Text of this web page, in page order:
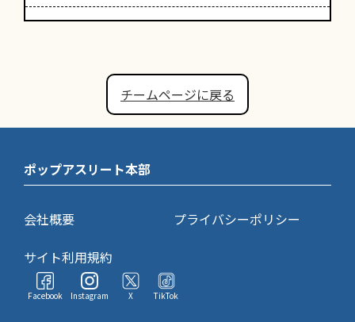
チームページに戻る
ポップアスリート本部
会社概要
プライバシーポリシー
サイト利用規約
Facebook Instagram X TikTok